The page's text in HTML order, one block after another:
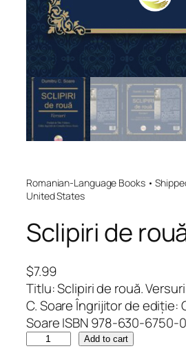
Romanian-Language Books •
United States
Sclipiri de
$7.99
Titlu: Sclipiri de rouă.
C. Soare Îngrijitor de ediție:
Soare ISBN 978-630-6750-
Add to cart